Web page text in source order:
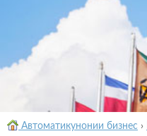
Автоматикунонии бизнес ›